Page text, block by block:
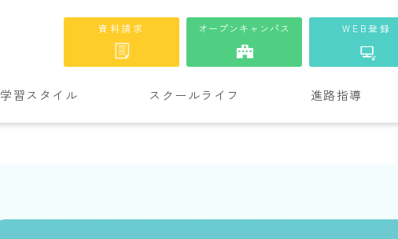
資料請求 オープンキャンパス WEB登録
学習スタイル スクールライフ 進路指導